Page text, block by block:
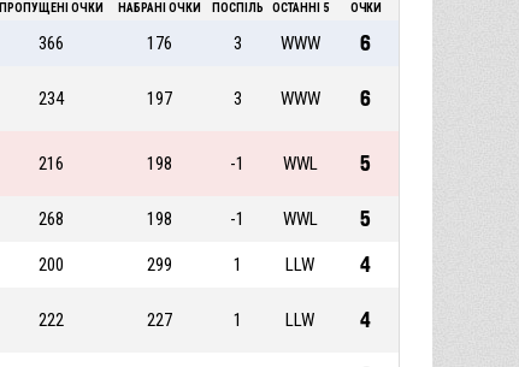
ПРОПУЩЕНІ ОЧКИ НАБРАНІ ОЧКИ ПОСПІЛЬ ОСТАННІ 5 ОЧКИ
366 176 3 WWW 6
234 197 3 WWW 6
216 198 -1 WWL 5
268 198 -1 WWL 5
200 299 1 LLW 4
222 227 1 LLW 4